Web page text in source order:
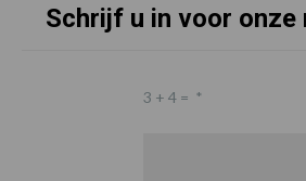
Schrijf u in voor onze
3 + 4 = *